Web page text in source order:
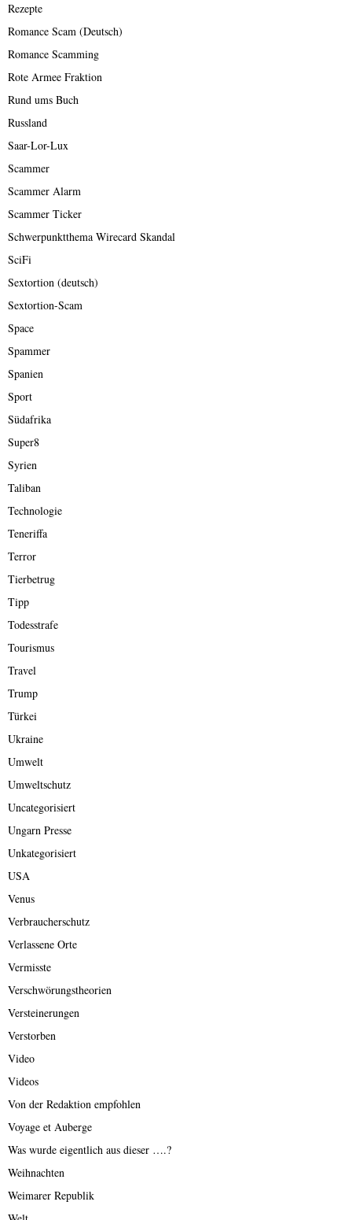
Rezepte
Romance Scam (Deutsch)
Romance Scamming
Rote Armee Fraktion
Rund ums Buch
Russland
Saar-Lor-Lux
Scammer
Scammer Alarm
Scammer Ticker
Schwerpunktthema Wirecard Skandal
SciFi
Sextortion (deutsch)
Sextortion-Scam
Space
Spammer
Spanien
Sport
Südafrika
Super8
Syrien
Taliban
Technologie
Teneriffa
Terror
Tierbetrug
Tipp
Todesstrafe
Tourismus
Travel
Trump
Türkei
Ukraine
Umwelt
Umweltschutz
Uncategorisiert
Ungarn Presse
Unkategorisiert
USA
Venus
Verbraucherschutz
Verlassene Orte
Vermisste
Verschwörungstheorien
Versteinerungen
Verstorben
Video
Videos
Von der Redaktion empfohlen
Voyage et Auberge
Was wurde eigentlich aus dieser ….?
Weihnachten
Weimarer Republik